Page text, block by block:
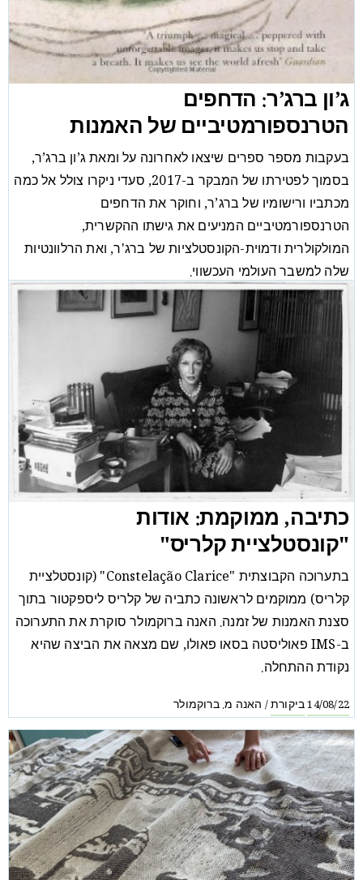
ג’ון ברג’ר: הדחפים
הטרנספורמטיביים של האמנות
בעקבות מספר ספרים שיצאו לאחרונה על ומאת ג’ון ברג’ר,
בסמוך לפטירתו של המבקר ב-2017, סעדי ניקרו צולל אל כמה
מכתביו ורישומיו של ברג’ר, וחוקר את הדחפים
הטרנספורמטיביים המניעים את גישתו ההקשרית,
המולקולרית ודמוית-הקונסטלציות של ברג'ר, ואת הרלוונטיות
שלה למשבר העולמי העכשווי.
02/11/22 מאמר /סעדי ניקרו
כתיבה, ממוקמת: אודות
"קונסטלציית קלריס"
בתערוכה הקבוצתית "Constelação Clarice" (קונסטלציית
קלריס) ממוקמים לראשונה כתביה של קלריס ליספקטור בתוך
סצנת האמנות של זמנה. האנה ברוקמולר סוקרת את התערוכה
ב-IMS פאוליסטה בסאו פאולו, שם מצאה את הביצה שהיא
נקודת ההתחלה.
14/08/22ביקורת/ האנה מ. ברוקמולר